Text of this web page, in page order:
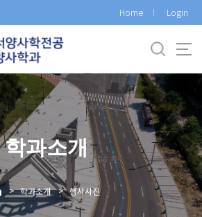
Home Login
학과소개
> 학과소개 > 행사사진